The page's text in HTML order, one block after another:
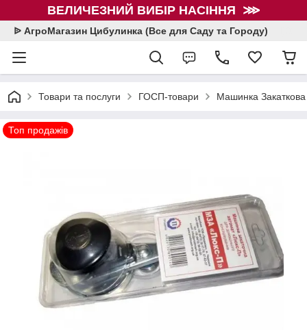
ВЕЛИЧЕЗНИЙ ВИБІР НАСІННЯ ⋙
ᐉ АгроМагазин Цибулинка (Все для Саду та Городу)
Товари та послуги ГОСП-товари Машинка
Топ продажів